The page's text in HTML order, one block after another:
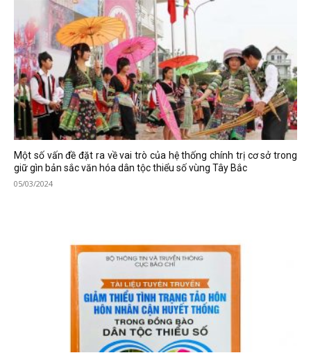
Một số vấn đề đặt ra về vai trò của hệ thống chính trị cơ sở trong
giữ gìn bản sắc văn hóa dân tộc thiểu số vùng Tây Bắc
05/03/2024